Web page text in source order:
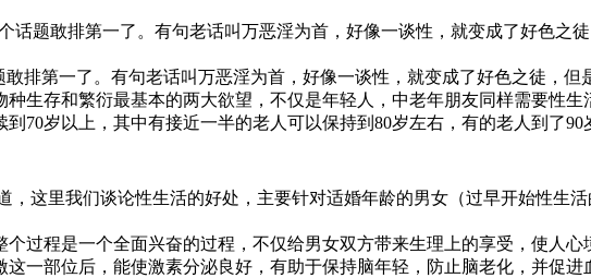
话题敢排第一了。有句老话叫万恶淫为首，好像一谈性，就变成了好色之
排第一了。有句老话叫万恶淫为首，好像一谈性，就变成了好色之徒，但
生存和繁衍最基本的两大欲望，不仅是年轻人，中老年朋友同样需要性
70岁以上，其中有接近一半的老人可以保持到80岁左右，有的老人到了90
这里我们谈论性生活的好处，主要针对适婚年龄的男女（过早开始性生
过程是一个全面兴奋的过程，不仅给男女双方带来生理上的享受，使人
一部位后，能使激素分泌良好，有助于保持脑年轻，防止脑老化，并促进